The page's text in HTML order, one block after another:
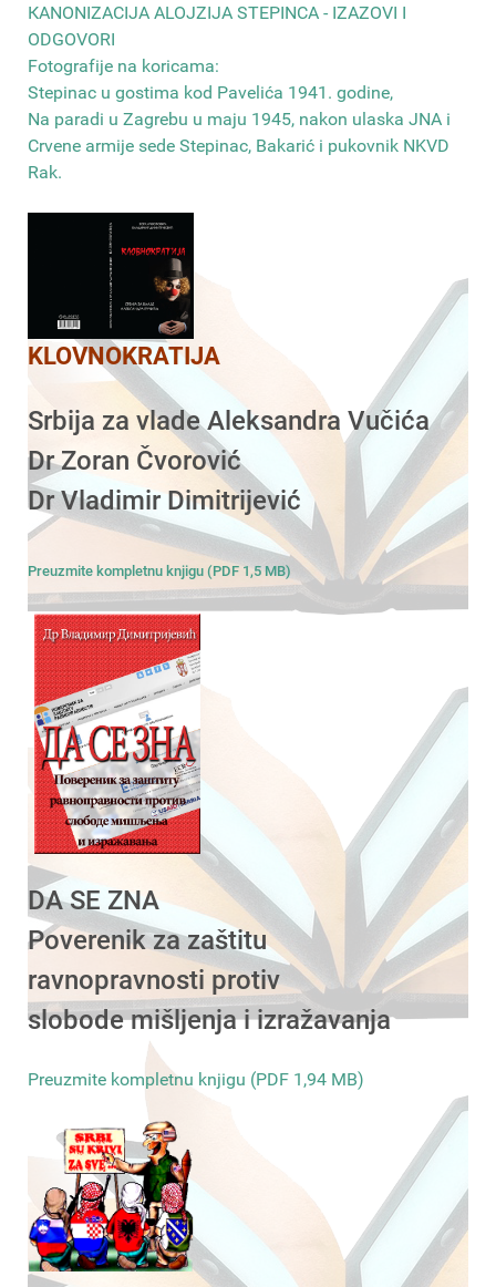
КANONIZACIJA ALOJZIJA STEPINCA - IZAZOVI I
ODGOVORI
Fotografije na koricama:
Stepinac u gostima kod Pavelića 1941. godine,
Na paradi u Zagrebu u maju 1945, nakon ulaska JNA i
Crvene armije sede Stepinac, Bakarić i pukovnik NKVD
Rak.
KLOVNOKRATIJA
Srbija za vlade Aleksandra Vučića
Dr Zoran Čvorović
Dr Vladimir Dimitrijević
Preuzmite kompletnu knjigu (PDF 1,5 MB)
DA SE ZNA
Poverenik za zaštitu
ravnopravnosti protiv
slobode mišljenja i izražavanja
Preuzmite kompletnu knjigu (PDF 1,94 MB)